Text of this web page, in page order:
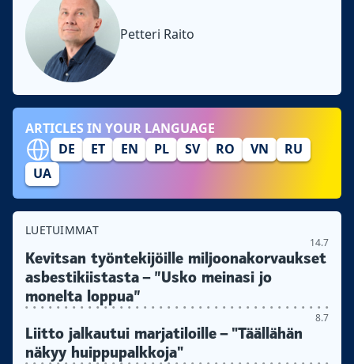
Petteri Raito
ARTICLES IN YOUR LANGUAGE
DE
ET EN PL SV RO VN
RU
UA
LUETUIMMAT
14.7
Kevitsan työntekijöille miljoonakorvaukset
asbestikiistasta – ”Usko meinasi jo
monelta loppua”
8.7
Liitto jalkautui marjatiloille – "Täällähän
näkyy huippupalkkoja"